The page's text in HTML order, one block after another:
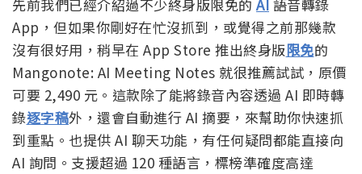
先前我們已經介紹過不少終身版限免的AI 語音轉錄
App，但如果你剛好在忙沒抓到，或覺得之前那幾款
沒有很好用，稍早在 App Store 推出終身版限免的
Mangonote: AI Meeting Notes 就很推薦試試，原價
可要 2,490 元。這款除了能將錄音內容透過 AI 即時轉
錄逐字稿外，還會自動進行 AI 摘要，來幫助你快速抓
到重點。也提供 AI 聊天功能，有任何疑問都能直接向
AI 詢問。支援超過 120 種語言，標榜準確度高達